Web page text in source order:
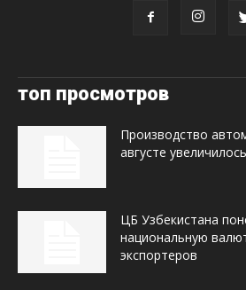
топ просмотров
Производство
августе
ЦБ Узбекистана
национальную
экспортеров